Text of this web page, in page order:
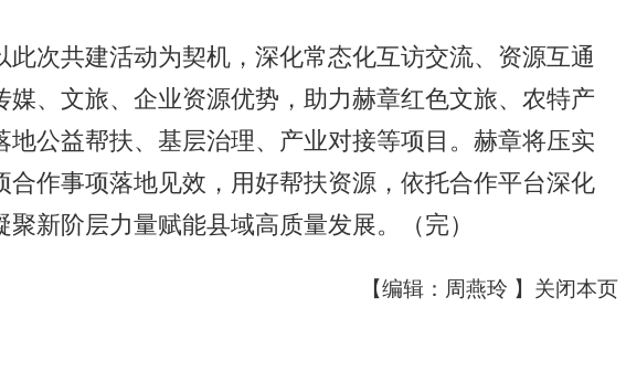
次共建活动为契机，深化常态化互访交流、资源互通
媒、文旅、企业资源优势，助力赫章红色文旅、农特产
地公益帮扶、基层治理、产业对接等项目。赫章将压实
合作事项落地见效，用好帮扶资源，依托合作平台深化
新阶层力量赋能县域高质量发展。（完）
【编辑：周燕玲 】 关闭本页